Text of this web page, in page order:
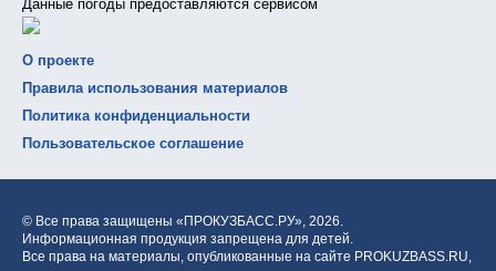
Данные погоды предоставляются сервисом
О проекте
Правила использования материалов
Политика конфиденциальности
Пользовательское соглашение
© Все права защищены «ПРОКУЗБАСС.РУ», 2026.
Информационная продукция запрещена для детей.
Все права на материалы, опубликованные на сайте PROKUZBASS.RU,